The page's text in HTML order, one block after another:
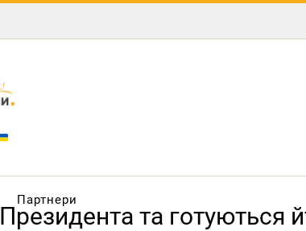
Партнери
та готуються